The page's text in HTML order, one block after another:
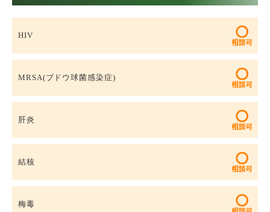
HIV
MRSA(ブドウ球菌感染症)
肝炎
結核
梅毒